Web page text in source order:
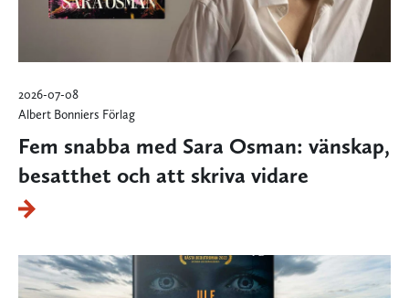
2026-07-08
Albert Bonniers Förlag
Fem snabba med Sara Osman: vänskap,
besatthet och att skriva vidare